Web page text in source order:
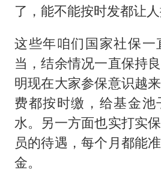
了，能不能按时发都让人
这些年咱们国家社保一
当，结余情况一直保持
明现在大家参保意识越
费都按时缴，给基金
水。另一方面也实打实
员的待遇，每个月都能
金。